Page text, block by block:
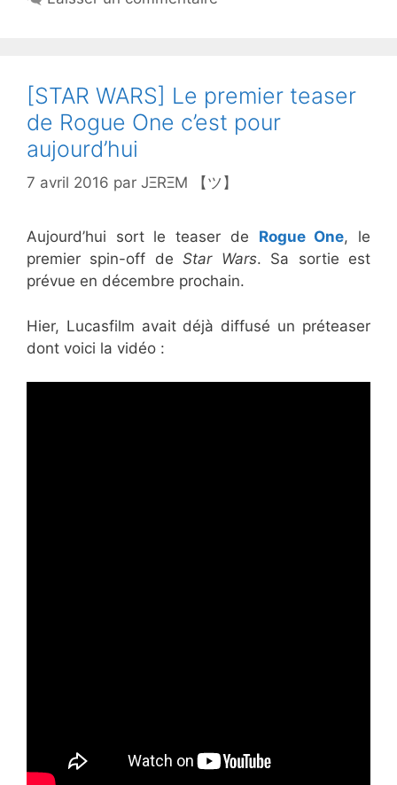
[STAR WARS] Le premier teaser
de Rogue One c’est pour
aujourd’hui
7 avril 2016 par JΞRΞM 【ツ】
Aujourd’hui sort le teaser de Rogue One, le
premier spin-off deStar Wars. Sa sortie est
prévue en décembre prochain.
Hier, Lucasfilm avait déjà diffusé un préteaser
dont voici la vidéo :